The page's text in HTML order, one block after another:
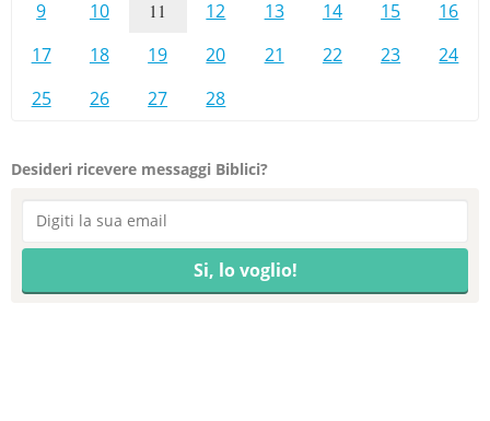
9
10 11 12 13 14 15
16
17
18 19 20 21 22 23
24
25
26 27 28
Desideri ricevere messaggi Biblici?